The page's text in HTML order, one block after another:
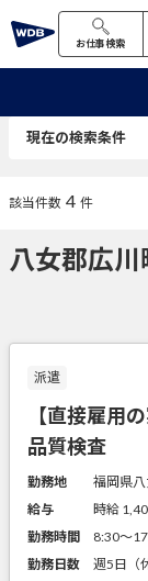
お仕事検索
現在の検索条件
該当件数 4 件
八女郡広
派遣
【直接雇用
品質検査
勤務地
福岡県
給与
時給
勤務時間
8:30～
勤務日数
週5日（